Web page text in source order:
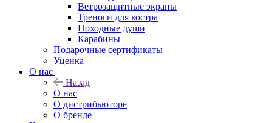
Ветрозащитные экраны
Треноги для костра
Походные души
Карабины
Подарочные сертификаты
Уценка
О нас
Назад
О нас
О дистрибьюторе
О бренде